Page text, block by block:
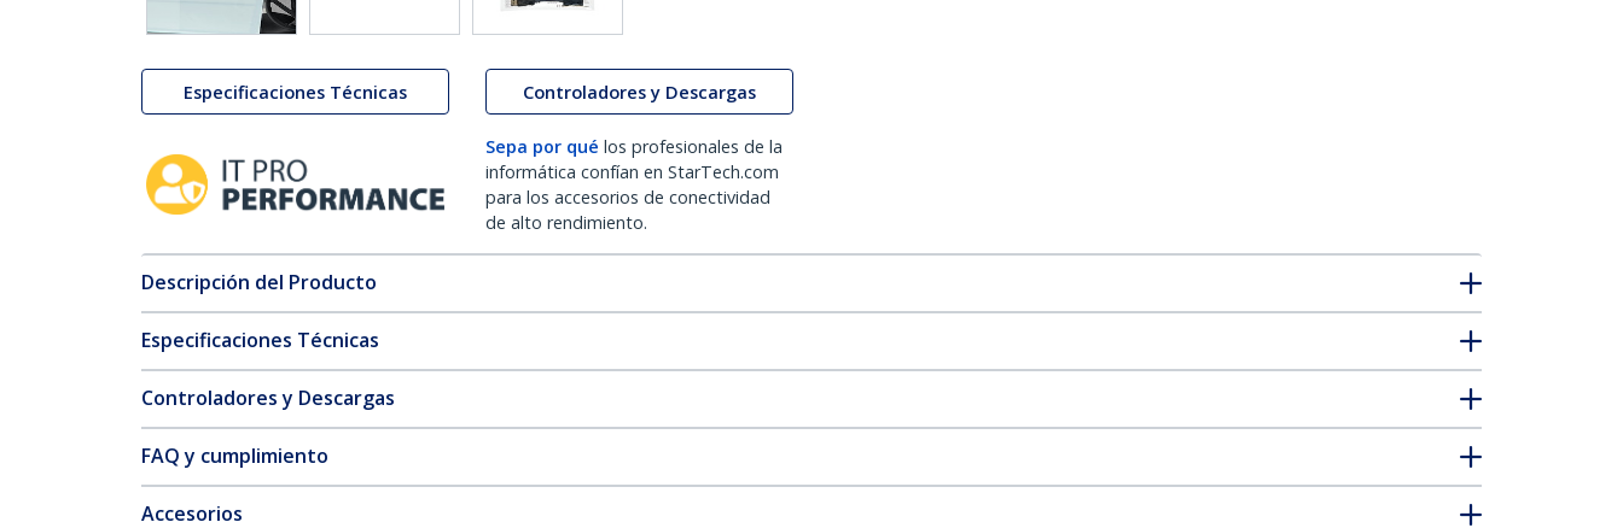
Especificaciones Técnicas Controladores y Descargas
Sepa por qué los profesionales de la
informática confían en StarTech.com
para los accesorios de conectividad
de alto rendimiento.
Descripción del Producto
Especificaciones Técnicas
Controladores y Descargas
FAQ y cumplimiento
Accesorios